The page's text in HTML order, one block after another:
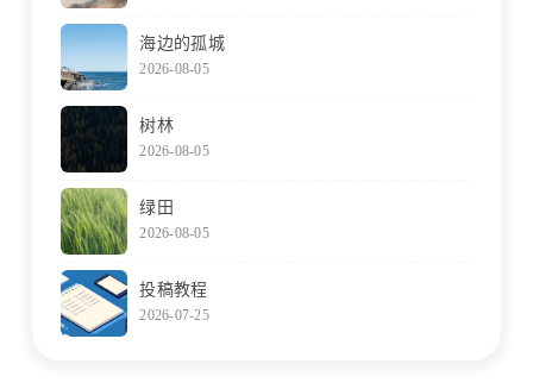
海边的孤城
2026-08-05
树林
2026-08-05
绿田
2026-08-05
投稿教程
2026-07-25